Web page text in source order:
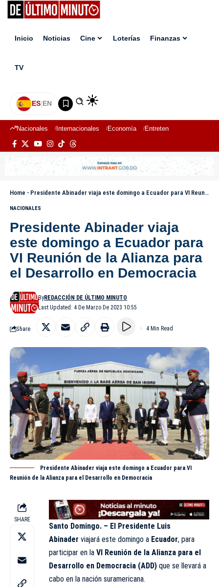
Inicio Noticias Cine Loterías Finanzas
TV
ES|EN
Nacionales Internacionales Economía Entretenimiento
Home - Presidente Abinader viaja este domingo a Ecuador para VI Reunión de la Alianza para el Desarrollo en Democracia
NACIONALES
Presidente Abinader viaja
este domingo a Ecuador para
VI Reunión de la Alianza para
el Desarrollo en Democracia
Last Updated: 4 De Marzo De 2023 10:55
ByREDACCIÓN DE ÚLTIMO MINUTO
Share 4 Min Read
Presidente Abinader viaja este domingo a Ecuador para VI
Reunión de la Alianza para el Desarrollo en Democracia
SHARE
Santo Domingo. – El Presidente Luis
Abinader viajará este domingo a Ecuador, para
participar en la VI Reunión de la Alianza para el
Desarrollo en Democracia (ADD) que se llevará a
cabo en la nación suramericana.